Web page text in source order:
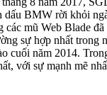
dấu BMW rời khỏi
mũ Web Blade đã
sự hợp nhất trong
cuối năm 2014.
với sự mạnh mẽ